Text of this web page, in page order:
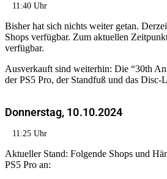
11:40 Uhr
Bisher hat sich nichts weiter getan.
Shops verfügbar. Zum aktuellen
verfügbar.
Ausverkauft sind weiterhin: Die “30th
der PS5 Pro, der Standfuß und das Disc-
Donnerstag, 10.10.2024
11:25 Uhr
Aktueller Stand: Folgende Shops und
PS5 Pro an: